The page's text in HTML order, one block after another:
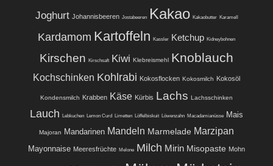
Joghurt Johannisbeeren Jostabeeren Kakao Kakaobutter Karamell
Kardamom Kartoffeln Kassler Ketchup Kidneybohnen
Kirschen Kirschsaft Kiwi Klebreismehl Knoblauch
Kochschinken Kohlrabi Kokosflocken Kokosmilch Kokosöl
Kondensmilch Krabben Käse Kürbis Lachs Lachsschinken
Lauch Lebkuchen Lemon Curd Limetten Löffelbiskuit Löwenzahn Macadamianüsse Mais
Majoran Mandarinen Mandeln Marmelade Marzipan
Mayonnaise Meeresfrüchte Melone Milch Mirin Misopaste Mohn